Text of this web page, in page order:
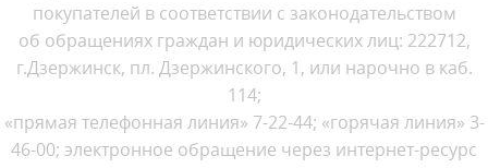
покупателей в соответствии с законодательством
об обращениях граждан и юридических лиц: 222712,
г.Дзержинск, пл. Дзержинского, 1, или нарочно в каб.
114;
«прямая телефонная линия» 7-22-44; «горячая линия» 3-
46-00; электронное обращение через интернет-ресурс